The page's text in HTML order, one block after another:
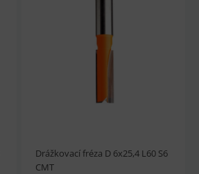
Drážkovací fréza D 6x25,4 L60 S6
CMT